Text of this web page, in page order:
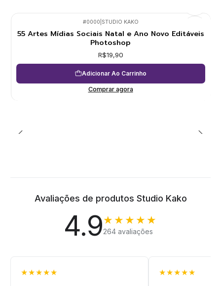
#0000 STUDIO KAKO
55 Artes Mídias Sociais Natal e Ano Novo Editáveis
Photoshop
R$19,90
Adicionar Ao Carrinho
Comprar agora
Avaliações de produtos Studio Kako
4.9★★★★★
264 avaliações
★★★★★ ★★★★★